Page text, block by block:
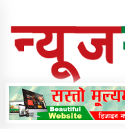
Online News Portal